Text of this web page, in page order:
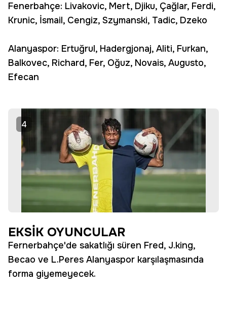
Fenerbahçe: Livakovic, Mert, Djiku, Çağlar, Ferdi,
Krunic, İsmail, Cengiz, Szymanski, Tadic, Dzeko
Alanyaspor: Ertuğrul, Hadergjonaj, Aliti, Furkan,
Balkovec, Richard, Fer, Oğuz, Novais, Augusto,
Efecan
4
EKSİK OYUNCULAR
Fernerbahçe'de sakatlığı süren Fred, J.king,
Becao ve L.Peres Alanyaspor karşılaşmasında
forma giyemeyecek.